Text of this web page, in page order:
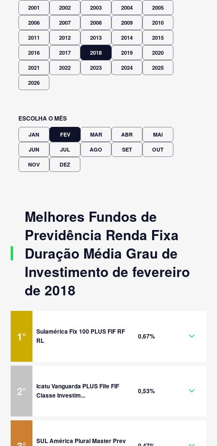
2001 2002 2003 2004 2005
2006 2007 2008 2009 2010
2011 2012 2013 2014 2015
2016 2017 2018 2019 2020
2021 2022 2023 2024 2025
2026
ESCOLHA O MÊS
JAN FEV MAR ABR MAI
JUN JUL AGO SET OUT
NOV DEZ
Melhores Fundos de
Previdência Renda Fixa
Duração Média Grau de
Investimento de fevereiro
de 2018
1°
Sulamérica Fix 100 PLUS FIF RF
RL
0,67%
2°
Icatu Vanguarda PLUS Fife FIF
Classe Investim...
0,53%
SUL América Plural Master Prev